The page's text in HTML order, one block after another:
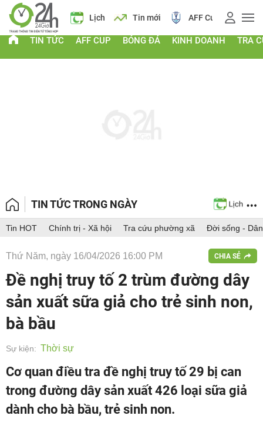
Giá vàng Lịch Tin mới AFF Cup Giá
TIN TỨC AFF CUP BÓNG ĐÁ KINH DOANH TRA
TIN TỨC TRONG NGÀY
Tin HOT Chính trị - Xã hội Tra cứu phường xã Đời sống -
Thứ Năm, ngày 16/04/2026 16:00 PM CHIA SẺ
Đề nghị truy tố 2 trùm đường dây
sản xuất sữa giả cho trẻ sinh non,
bà bầu
Sự kiện: Thời sự
Cơ quan điều tra đề nghị truy tố 29 bị can
trong đường dây sản xuất 426 loại sữa giả
dành cho bà bầu, trẻ sinh non.